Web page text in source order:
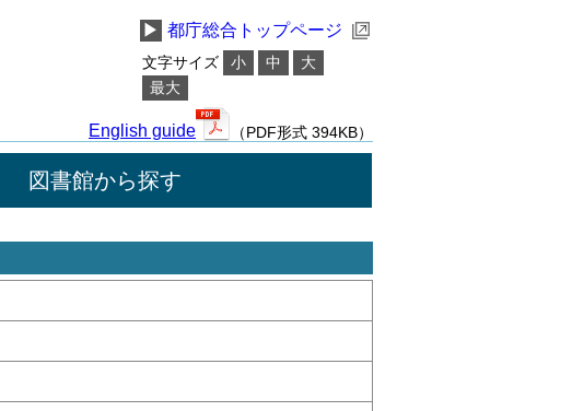
▶ 都庁総合トップページ
文字サイズ 小 中
大
最大
English guide （PDF形式 394KB）
図書館から探す